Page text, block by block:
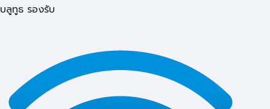
บลูทูธ รองรับ